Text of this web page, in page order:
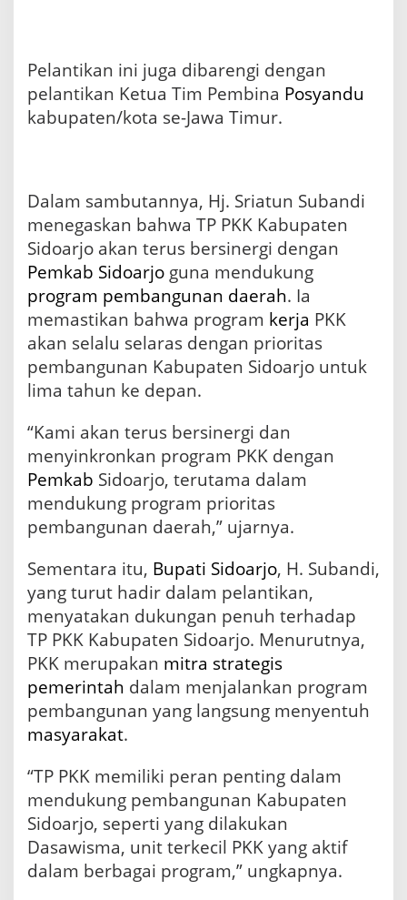
n
P
m
i
o
r
j
o
Pelantikan ini juga dibarengi dengan
pelantikan Ketua Tim Pembina Posyandu
kabupaten/kota se-Jawa Timur.
Dalam sambutannya, Hj. Sriatun Subandi
menegaskan bahwa TP PKK Kabupaten
Sidoarjo akan terus bersinergi dengan
Pemkab Sidoarjo guna mendukung
program pembangunan daerah. Ia
memastikan bahwa program kerja PKK
akan selalu selaras dengan prioritas
pembangunan Kabupaten Sidoarjo untuk
lima tahun ke depan.
“Kami akan terus bersinergi dan
menyinkronkan program PKK dengan
Pemkab Sidoarjo, terutama dalam
mendukung program prioritas
pembangunan daerah,” ujarnya.
Sementara itu, Bupati Sidoarjo, H. Subandi,
yang turut hadir dalam pelantikan,
menyatakan dukungan penuh terhadap
TP PKK Kabupaten Sidoarjo. Menurutnya,
PKK merupakan mitra strategis
pemerintah dalam menjalankan program
pembangunan yang langsung menyentuh
masyarakat.
“TP PKK memiliki peran penting dalam
mendukung pembangunan Kabupaten
Sidoarjo, seperti yang dilakukan
Dasawisma, unit terkecil PKK yang aktif
dalam berbagai program,” ungkapnya.